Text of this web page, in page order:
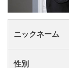
ニックネーム
性別